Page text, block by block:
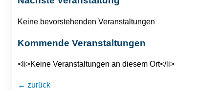
Keine bevorstehenden Veranstaltungen
Kommende Veranstaltungen
<li>Keine Veranstaltungen an diesem Ort</li>
← zurück